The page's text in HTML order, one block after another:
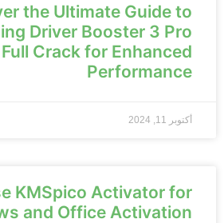
the Ultimate Guide to
Driver Booster 3 Pro
Crack for Enhanced
Performance
أكتوبر 11, 2024
KMSpico Activator for
and Office Activation